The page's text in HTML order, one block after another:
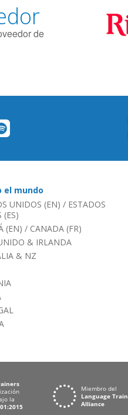
de
el mundo
UNIDOS (EN) / ESTADOS
(ES)
(EN) / CANADA (FR)
& IRLANDA
& NZ